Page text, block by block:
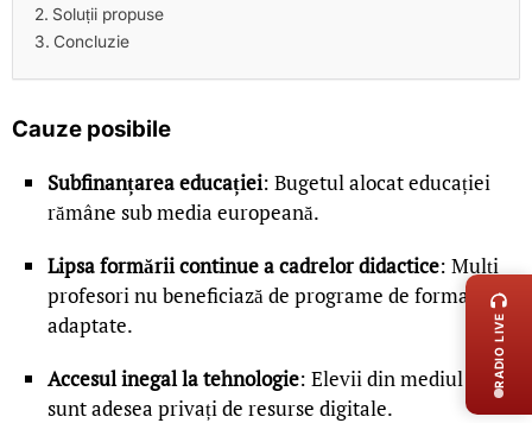
Soluții propuse
Concluzie
Cauze posibile
Subfinanțarea educației: Bugetul alocat educației
rămâne sub media europeană.
Lipsa formării continue a cadrelor didactice: Mulți
profesori nu beneficiază de programe de formare
adaptate.
Accesul inegal la tehnologie: Elevii din mediul rural
sunt adesea privați de resurse digitale.
RADIO LIVE